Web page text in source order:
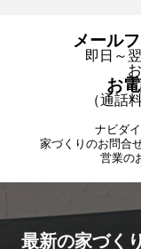
メール
即日～
お
（通話
ナビダ
家づくりのお問合
営業の
最新の家づく